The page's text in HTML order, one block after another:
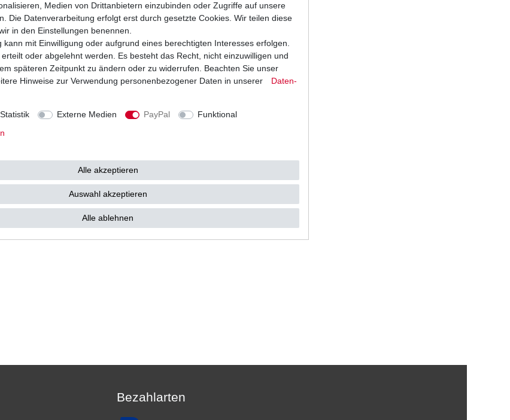
DVX 400 / Street 2004 -
15,97 € *
Versandkosten
Bezahlarten
Medien von Drittanbietern einzubinden oder Zugriffe auf unsere
Die Datenverarbeitung erfolgt erst durch gesetzte Cookies. Wir teilen diese
in den Einstellungen benennen.
kann mit Einwilligung oder aufgrund eines berechtigten Interesses erfolgen.
oder abgelehnt werden. Es besteht das Recht, nicht einzuwilligen und
späteren Zeitpunkt zu ändern oder zu widerrufen. Beachten Sie unser
Hinweise zur Verwendung personenbezogener Daten in unserer
Daten­
Statistik Externe Medien PayPal
Funktional
Alle akzeptieren
Auswahl akzeptieren
Alle ablehnen